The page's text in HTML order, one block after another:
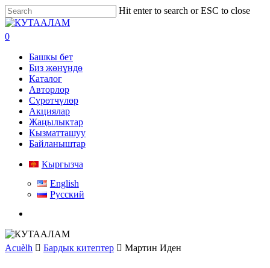
Skip
to
main
content
Hit enter to search or ESC to close
Close
Search
search
0
Башкы бет
Биз жөнүндө
Каталог
Авторлор
Сүрөтчүлөр
Акциялар
Жаңылыктар
Кызматташуу
Байланыштар
Кыргызча
English
Русский
Acuèlh Бардык китептер Мартин Иден